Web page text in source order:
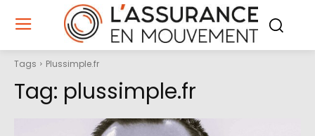
Tags Plussimple.fr
Tag: plussimple.fr